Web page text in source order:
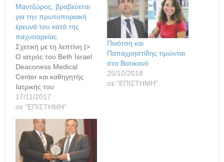
Μαντζώρος, βραβεύεται
για την πρωτοποριακή
έρευνά του κατά της
παχυσαρκίας
Σχετική με τη λεπτίνη |>
Ο ιατρός του Beth Israel
Deaconess Medical
Center και καθηγητής
Ιατρικής του
Πανεπιστημίου
Χάρβαρντ, Χρήστος
πρώτος επιστήμονας
που αποσαφήνισε το
ρόλο της ορμόνης
λεπτίνη στη ρύθμιση της
17/11/2017
σε "ΕΠΙΣΤΗΜΗ"
Πινότση και
Παπαχρηστίδης τιμώνται
στο Βατικανό
25/10/2018
σε "ΕΠΙΣΤΗΜΗ"